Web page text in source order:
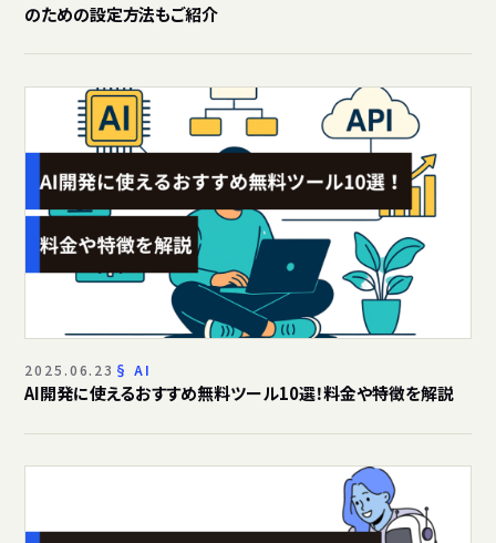
のための設定方法もご紹介
2025.06.23 AI
AI開発に使えるおすすめ無料ツール10選！料金や特徴を解説